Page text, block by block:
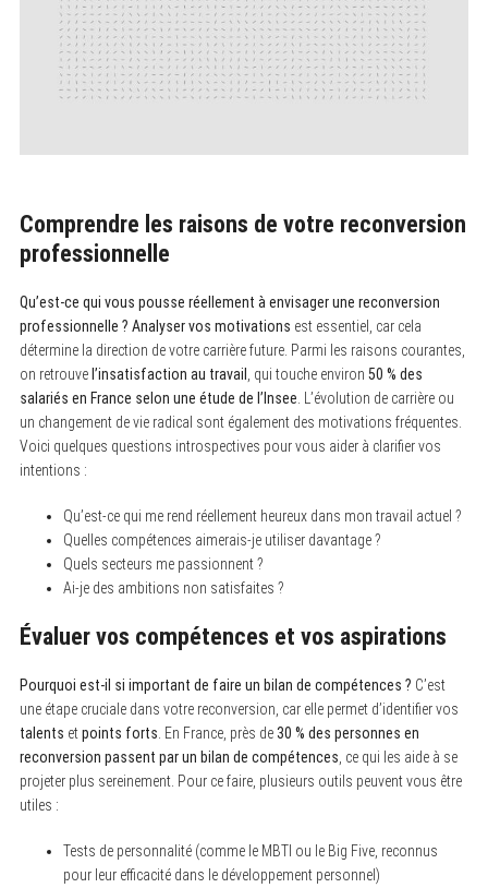
Comprendre les raisons de votre reconversion
professionnelle
Qu’est-ce qui vous pousse réellement à envisager une reconversion
professionnelle ? Analyser vos motivations est essentiel, car cela
détermine la direction de votre carrière future. Parmi les raisons courantes,
on retrouve l’insatisfaction au travail , qui touche environ 50 % des
salariés en France selon une étude de l’Insee . L’évolution de carrière ou
un changement de vie radical sont également des motivations fréquentes.
Voici quelques questions introspectives pour vous aider à clarifier vos
intentions :
Qu’est-ce qui me rend réellement heureux dans mon travail actuel ?
Quelles compétences aimerais-je utiliser davantage ?
Quels secteurs me passionnent ?
Ai-je des ambitions non satisfaites ?
Évaluer vos compétences et vos aspirations
Pourquoi est-il si important de faire un bilan de compétences ? C’est
une étape cruciale dans votre reconversion, car elle permet d’identifier vos
talents etpoints forts . En France, près de30 % des personnes en
reconversion passent par un bilan de compétences , ce qui les aide à se
projeter plus sereinement. Pour ce faire, plusieurs outils peuvent vous être
utiles :
Tests de personnalité (comme le MBTI ou le Big Five, reconnus
pour leur efficacité dans le développement personnel)